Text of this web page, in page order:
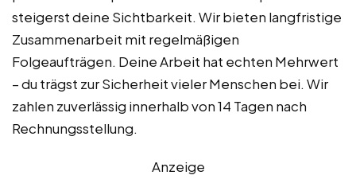
steigerst deine Sichtbarkeit. Wir bieten langfristige
Zusammenarbeit mit regelmäßigen
Folgeaufträgen. Deine Arbeit hat echten Mehrwert
– du trägst zur Sicherheit vieler Menschen bei. Wir
zahlen zuverlässig innerhalb von 14 Tagen nach
Rechnungsstellung.
Anzeige